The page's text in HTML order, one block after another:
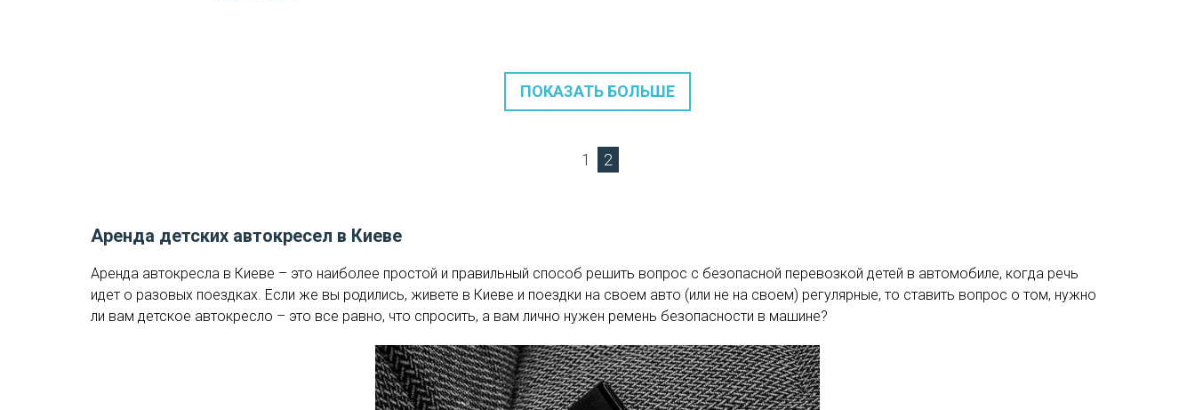
ПОКАЗАТЬ БОЛЬШЕ
1 2
Аренда детских автокресел в Киеве
Аренда автокресла в Киеве – это наиболее простой и правильный способ решить вопрос с безопасной перевозкой детей в автомобиле, когда речь
идет о разовых поездках. Если же вы родились, живете в Киеве и поездки на своем авто (или не на своем) регулярные, то ставить вопрос о том, нужно
ли вам детское автокресло – это все равно, что спросить, а вам лично нужен ремень безопасности в машине?